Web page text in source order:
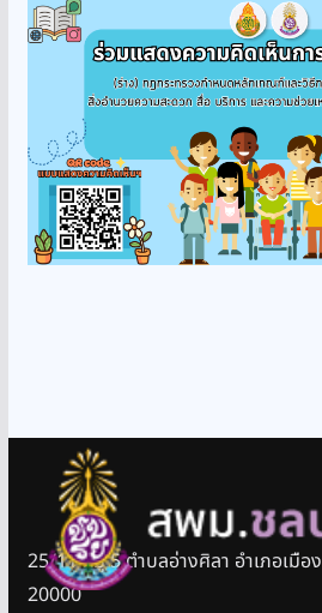
25/11 หมู่ 5 ตำบลอ่างศิลา อำเภอเมื
20000